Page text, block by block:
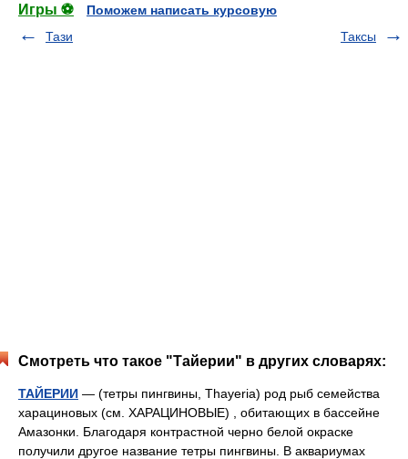
Игры ⚽
Поможем написать курсовую
Тази
Таксы
Смотреть что такое "Тайерии" в других словарях:
ТАЙЕРИИ — (тетры пингвины, Thayeria) род рыб семейства
харациновых (см. ХАРАЦИНОВЫЕ) , обитающих в бассейне
Амазонки. Благодаря контрастной черно белой окраске
получили другое название тетры пингвины. В аквариумах